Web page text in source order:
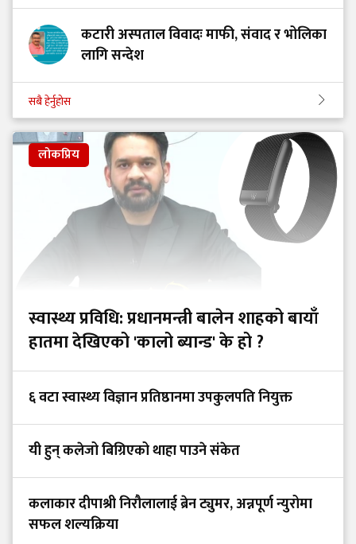
कटारी अस्पताल विवादः माफी, संवाद र भोलिका
लागि सन्देश
सबै हेर्नुहोस
लोकप्रिय
स्वास्थ्य प्रविधि: प्रधानमन्त्री बालेन शाहको बायाँ
हातमा देखिएको 'कालो ब्यान्ड' के हो ?
६ वटा स्वास्थ्य विज्ञान प्रतिष्ठानमा उपकुलपति नियुक्त
यी हुन् कलेजो बिग्रिएको थाहा पाउने संकेत
कलाकार दीपाश्री निरौलालाई ब्रेन ट्युमर, अन्नपूर्ण न्युरोमा
सफल शल्यक्रिया